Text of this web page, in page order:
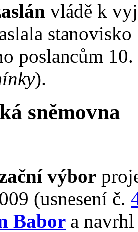
vládě k
poslancům
).
sněmovna
výbor
(usnesení č.
Babor a